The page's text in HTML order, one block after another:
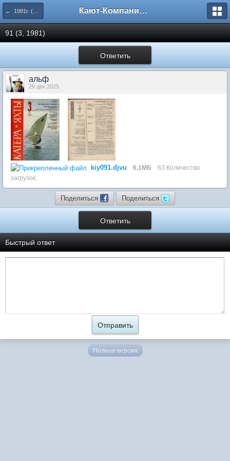
← 1981г. (89-94 номера) Кают-Компания "Катера и Яхты"
91 (3, 1981)
Ответить
альф
29 дек 2025
kiy091.djvu 6,1МБ
63 Количество
загрузок:
Поделиться Поделиться
Ответить
Быстрый ответ
Полная версия